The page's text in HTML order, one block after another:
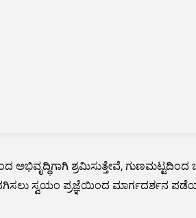
ಅಭಿವೃದ್ಧಿಗಾಗಿ ಶ್ರಮಿಸುತ್ತೇವೆ, ಗುಣಮಟ್ಟದಿಂದ
ಸ್ವಯಂ ಪ್ರಜ್ಞೆಯಿಂದ ಮಾರ್ಗದರ್ಶನ